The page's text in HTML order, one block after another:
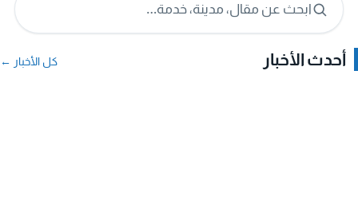
ابحث عن مقال، مدينة، خدمة…
أحدث الأخبار كل الأخبار ←